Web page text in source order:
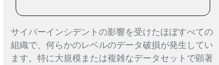
サイバーインシデントの影響を受けたほぼすべての
組織で、何らかのレベルのデータ破損が発生してい
ます。特に大規模または複雑なデータセットで顕著